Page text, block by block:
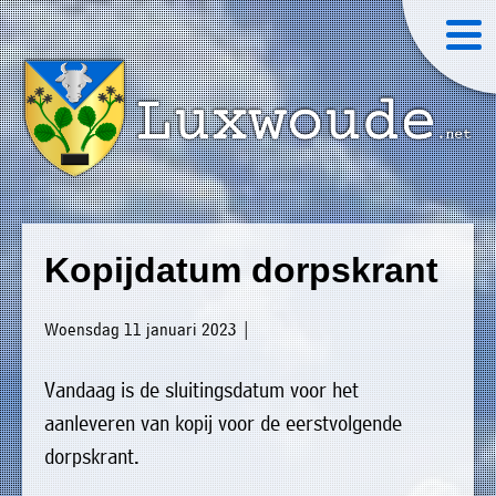
Kopijdatum dorpskrant
Woensdag 11 januari 2023 |
Vandaag is de sluitingsdatum voor het
aanleveren van kopij voor de eerstvolgende
dorpskrant.
»
Home
»
Welkom
»
Nieuws
»
Agenda
»
Luxwoude.net
website@luxwoude.net
Plaatselijk
belang
Op
dit
moment
bestaat
het
bestuur